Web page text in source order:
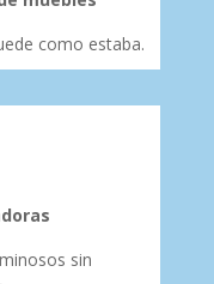
como estaba.
sin